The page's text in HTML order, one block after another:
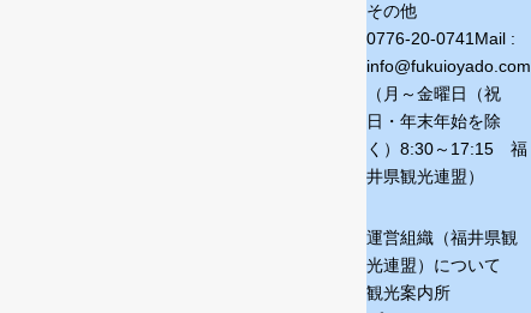
その他
0776-20-0741 Mail :
info@fukuioyado.com
（月～金曜日（祝
日・年末年始を除
く） 8:30～17:15 福
井県観光連盟）
運営組織（福井県観
光連盟）について
観光案内所